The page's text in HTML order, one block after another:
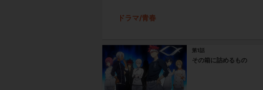
ドラマ/青春
第1話
その箱に詰めるもの